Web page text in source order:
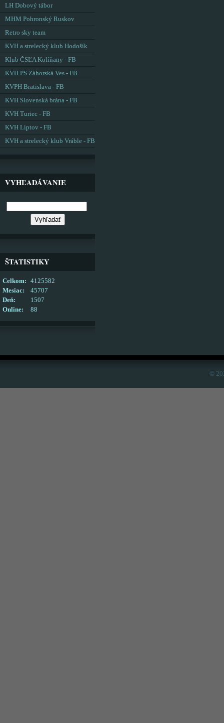
LH Dobový tábor
MHM Pohronský Ruskov
Retro sky team
KVH a strelecký klub Hodošík
Klub ČSĽA Kolíňany - FB
KVH PS Záhorská Ves - FB
KVPH Bratislava - FB
KVH Slovenská brána - FB
KVH Turiec - FB
KVH Liptov - FB
KVH a strelecký klub Vráble - FB
VYHĽADÁVANIE
ŠTATISTIKY
Online: 88
Celkom:
4125582
Mesiac:
45707
Deň:
1507
©